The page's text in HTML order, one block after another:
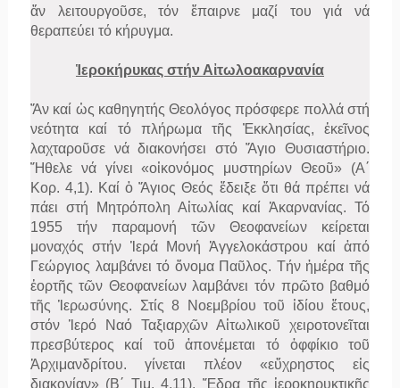
ἄν λειτουργοῦσε, τόν ἔπαιρνε μαζί του γιά νά
θεραπεύει τό κήρυγμα.
Ἱεροκήρυκας στήν Αἰτωλοακαρνανία
Ἄν καί ὡς καθηγητής Θεολόγος πρόσφερε πολλά στή
νεότητα καί τό πλήρωμα τῆς Ἐκκλησίας, ἐκεῖνος
λαχταροῦσε νά διακονήσει στό Ἅγιο Θυσιαστήριο.
Ἤθελε νά γίνει «οἰκονόμος μυστηρίων Θεοῦ» (Α΄
Κορ. 4,1). Καί ὁ Ἅγιος Θεός ἔδειξε ὅτι θά πρέπει νά
πάει στή Μητρόπολη Αἰτωλίας καί Ἀκαρνανίας. Τό
1955 τήν παραμονή τῶν Θεοφανείων κείρεται
μοναχός στήν Ἱερά Μονή Ἀγγελοκάστρου καί ἀπό
Γεώργιος λαμβάνει τό ὄνομα Παῦλος. Τήν ἡμέρα τῆς
ἑορτῆς τῶν Θεοφανείων λαμβάνει τόν πρῶτο βαθμό
τῆς Ἱερωσύνης. Στίς 8 Νοεμβρίου τοῦ ἰδίου ἔτους,
στόν Ἱερό Ναό Ταξιαρχῶν Αἰτωλικοῦ χειροτονεῖται
πρεσβύτερος καί τοῦ ἀπονέμεται τό ὀφφίκιο τοῦ
Ἀρχιμανδρίτου. γίνεται πλέον «εὔχρηστος εἰς
διακονίαν» (Β΄ Τιμ. 4,11). Ἕδρα τῆς ἱεροκηρυκτικῆς